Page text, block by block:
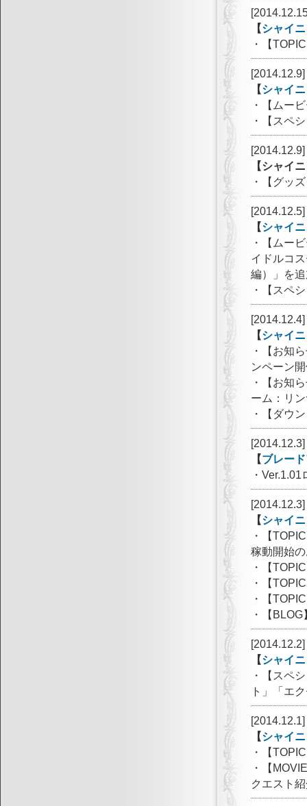
【シャイ
・【
[2014.12.9]
【シャイ
・【ムー
・【スペ
[2014.12.9]
【シャイ
・【グッ
[2014.12.5]
【シャイ
・【ムー
イドルコ
編）」を
・【スペ
[2014.12.4]
【シャイ
・【お知
ンペーン
・【お知
ーム：リ
・【ダウ
[2014.12.3]
【ブレー
・
[2014.12.3]
【シャイ
・【
稼動開始
・【
・【
・【
・【
[2014.12.2]
【シャイ
・【スペ
ト」「エ
[2014.12.1]
【シャイ
・【
・【
クエスト